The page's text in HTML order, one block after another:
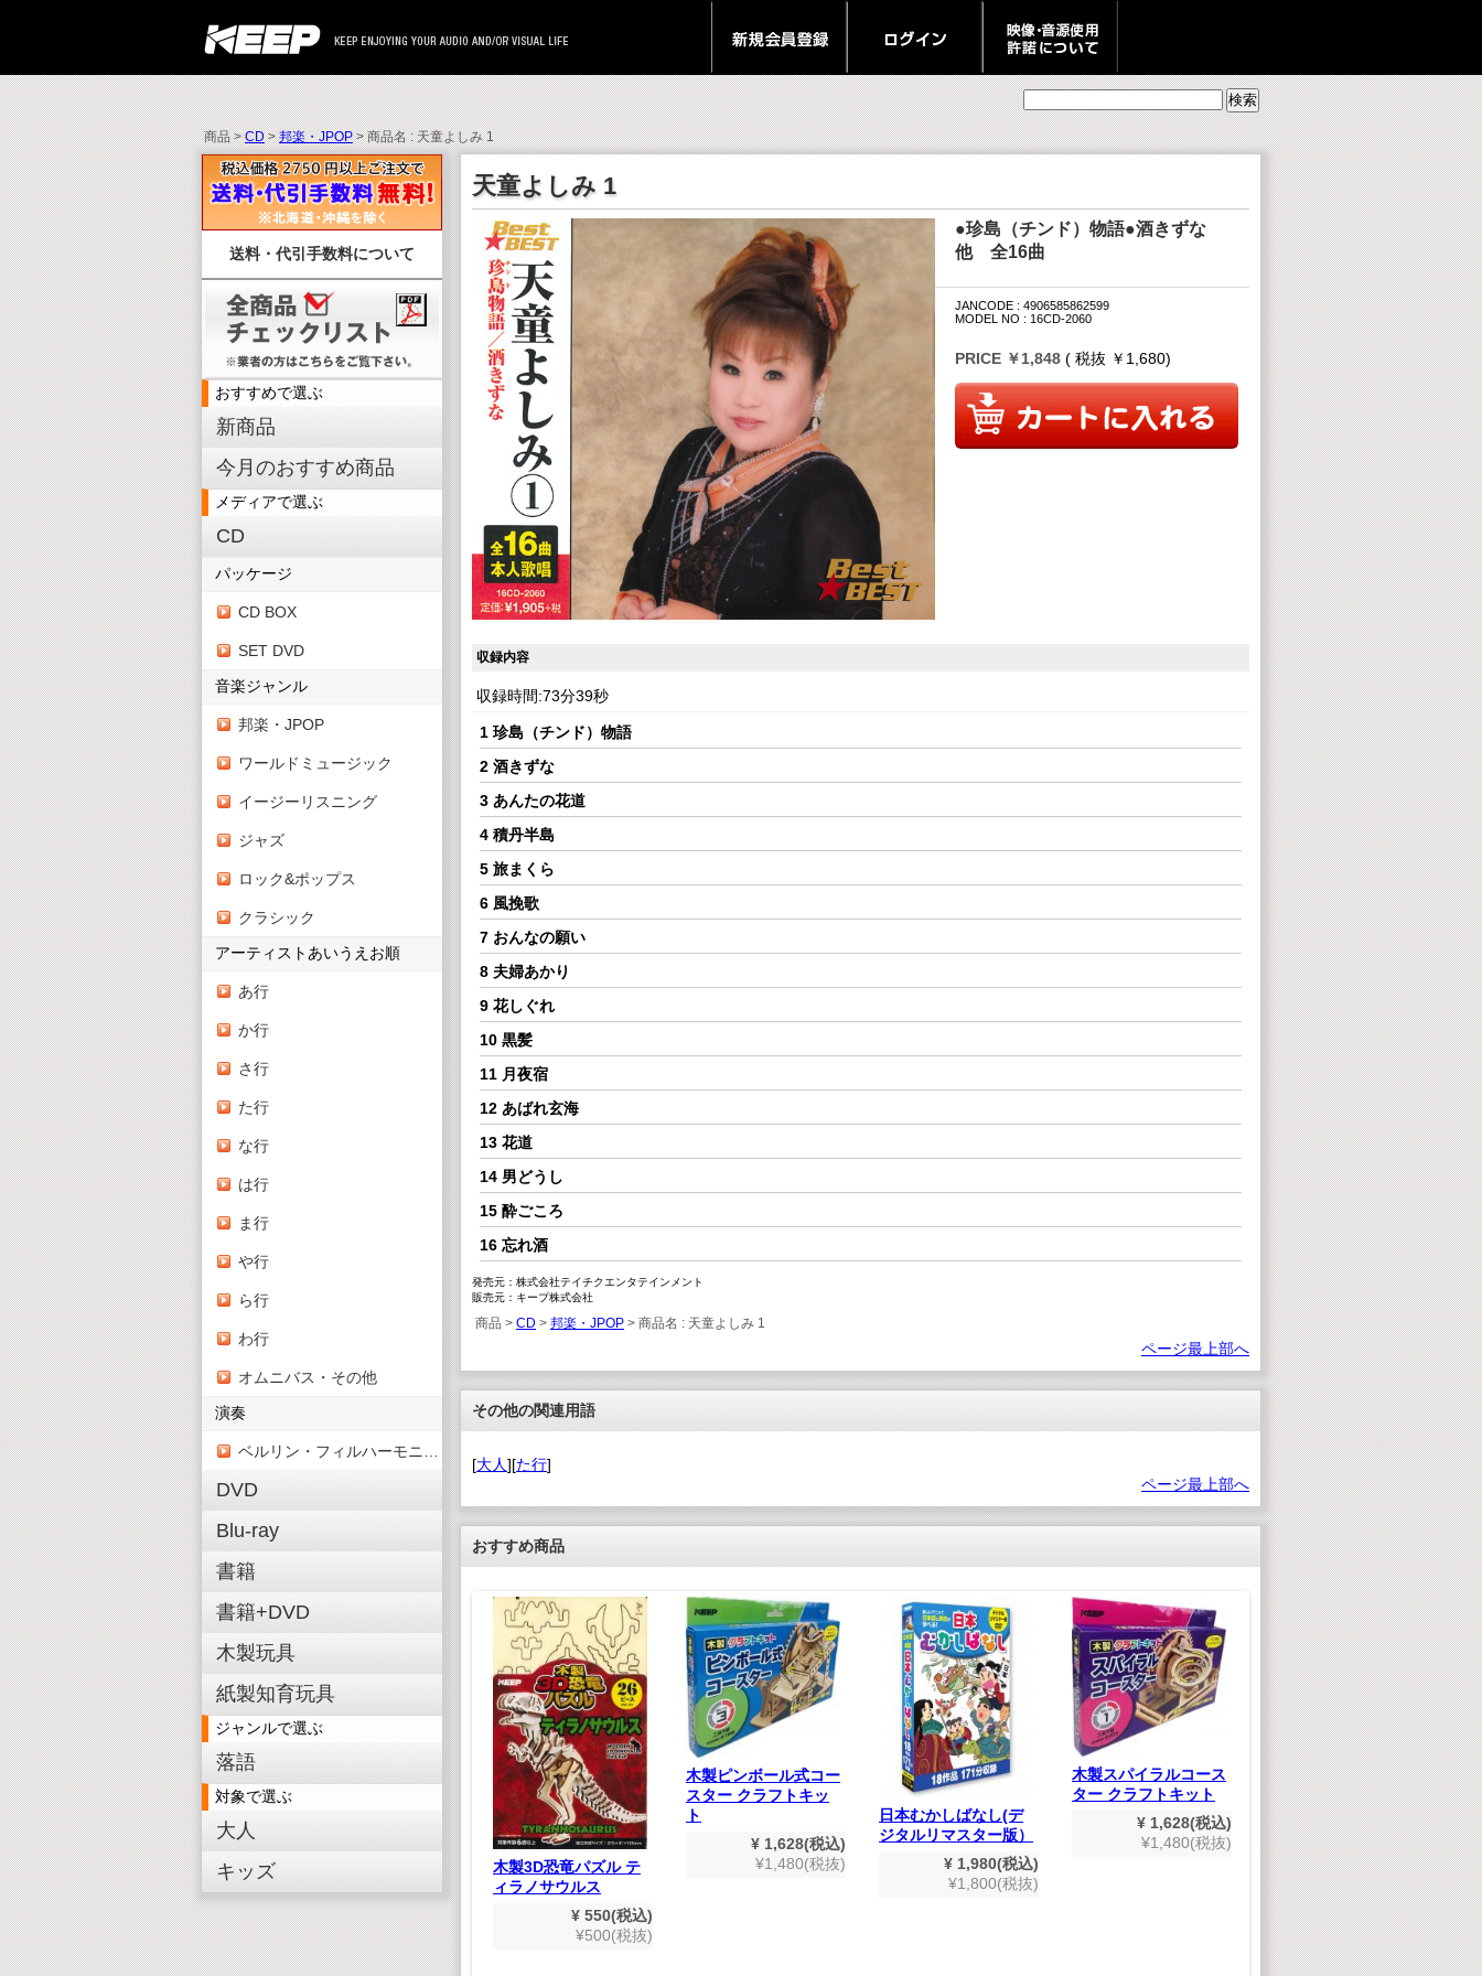
商品 >CD>邦楽・JPOP> 商品名 : 天童よしみ 1
送料・代引手数料について
おすすめで選ぶ
新商品
今月のおすすめ商品
メディアで選ぶ
CD
パッケージ
CD BOX
SET DVD
音楽ジャンル
邦楽・JPOP
ワールドミュージック
イージーリスニング
ジャズ
ロック&ポップス
クラシック
アーティストあいうえお順
あ行
か行
さ行
た行
な行
は行
ま行
や行
ら行
わ行
オムニバス・その他
演奏
DVD
Blu-ray
書籍
書籍+DVD
木製玩具
紙製知育玩具
ジャンルで選ぶ
落語
対象で選ぶ
大人
キッズ
天童よしみ 1
●珍島（チンド）物語●酒きずな
他 全16曲
JANCODE : 4906585862599
MODEL NO : 16CD-2060
PRICE ￥1,848 ( 税抜 ￥1,680)
収録内容
収録時間:73分39秒
1 珍島（チンド）物語
2 酒きずな
3 あんたの花道
4 積丹半島
5 旅まくら
6 風挽歌
7 おんなの願い
8 夫婦あかり
9 花しぐれ
10 黒髪
11 月夜宿
12 あばれ玄海
13 花道
14 男どうし
15 酔ごころ
16 忘れ酒
発売元：株式会社テイチクエンタテインメント
販売元：キープ株式会社
商品 > CD > 邦楽・JPOP > 商品名 : 天童よしみ 1
ページ最上部へ
その他の関連用語
[大人][た行]
ページ最上部へ
おすすめ商品
SONGS
の唄
税込)
税抜)
木製3D恐竜パズル ブ
ラキオサウルス
¥ 550(税込)
¥500(税抜)
¥ 550(税込)
¥500(税抜)
木製3D恐竜パズル テ
ィラノサウルス
¥ 550(税込)
¥500(税抜)
木製ピンボール式コー
スター クラフトキッ
ト
¥ 1,628(税込)
¥1,480(税抜)
日本むかしばなし(デ
ジタルリマスター版）
¥ 1,980(税込)
¥1,800(税抜)
木製スパイラルコース
ター クラフトキット
¥ 1,628(税込)
¥1,480(税抜)
だいすき新幹線(ハイ
ビジョン）
¥ 1,980(税込)
¥1,800(税抜)
し